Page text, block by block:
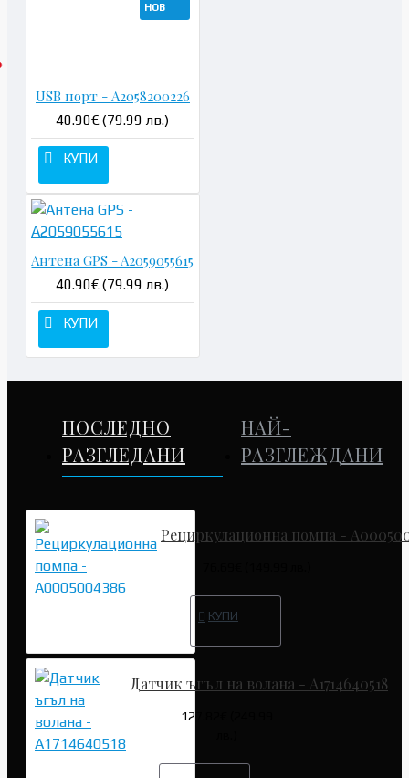
НОВ
USB порт - A2058200226
40.90€ (79.99 лв.)
КУПИ
Антена GPS - A2059055615
40.90€ (79.99 лв.)
КУПИ
ПОСЛЕДНО
РАЗГЛЕДАНИ
НАЙ-
РАЗГЛЕЖДАНИ
Рециркулационна помпа -
КУПИ
Датчик ъгъл на волана - A1714640518
127.82€ (249.99